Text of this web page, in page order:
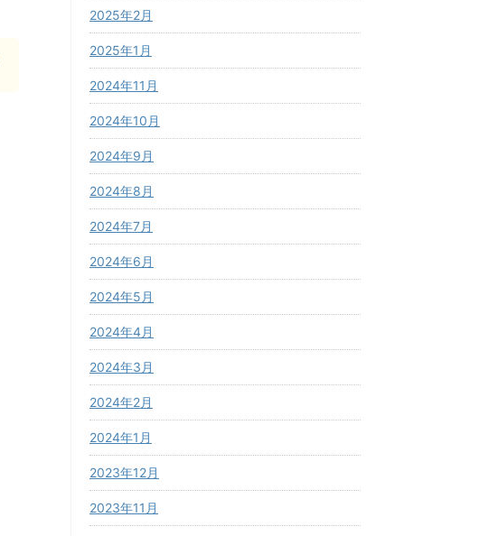
2025年2月
2025年1月
2024年11月
2024年10月
2024年9月
2024年8月
2024年7月
2024年6月
2024年5月
2024年4月
2024年3月
2024年2月
2024年1月
2023年12月
2023年11月